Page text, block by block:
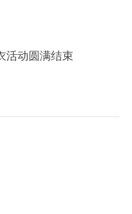
活动圆满结束